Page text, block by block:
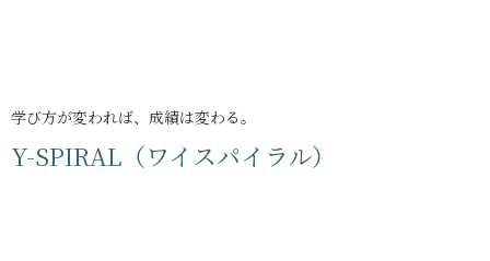
学び方が変われば、成績は変わる。
Y-SPIRAL（ワイスパイラル）